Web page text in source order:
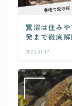
鷺沼は住み
発まで徹底解
2026.07.17